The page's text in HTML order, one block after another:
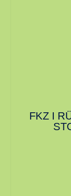
FKZ I